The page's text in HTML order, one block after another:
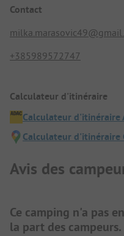
Contact
+385989572747
Calculateur d'itinéraire
Calculateur d'itinéraire
Calculateur d'itinéraire
Avis des
Ce camping n'a pas
la part des campeurs.